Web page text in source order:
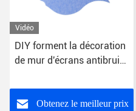
Vidéo
DIY forment la décoration
de mur d'écrans antibruits
antibruit de fibre de
polyester de modèle
Obtenez le meilleur prix